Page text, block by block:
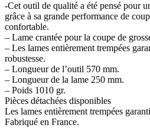
-Cet outil de qualité a été pensé pour
grâce à sa grande performance de
confortable.
– Lame crantée pour la coupe de
– Les lames entièrement trempées
robustesse.
– Longueur de l’outil 570 mm.
– Longueur de la lame 250 mm.
– Poids 1010 gr.
Pièces détachées disponibles
Les lames entièrement trempées
Fabriqué en France.